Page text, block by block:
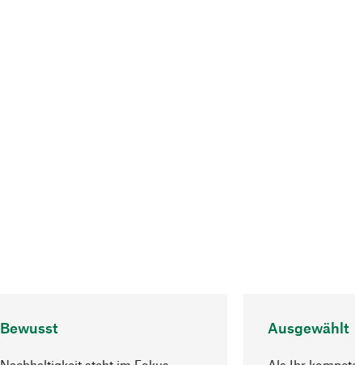
Bewusst Ausgewählt